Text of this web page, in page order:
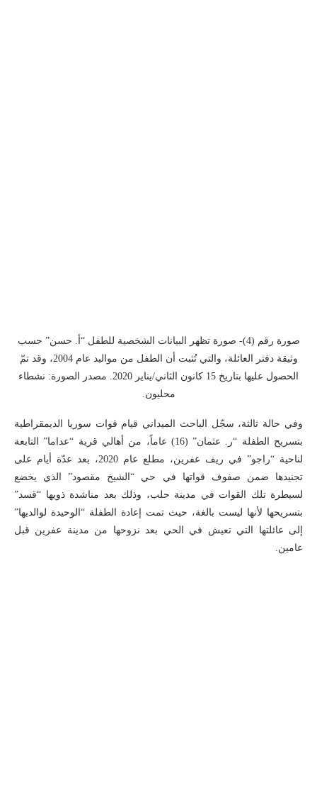
صورة رقم (4)- صورة تظهر البيانات الشخصية للطفل “أ. حسن” حسب
وثيقة دفتر العائلة، والتي تُثبت أن الطفل من مواليد عام 2004، وقد تمّ
الحصول عليها بتاريخ 15 كانون الثاني/يناير 2020. مصدر الصورة: نشطاء
محليون.
وفي حالة ثالثة، سجّل الباحث الميداني قيام قوات سوريا الديمقراطية
بتسريح الطفلة “ر. عثمان” (16) عاماً، من أهالي قرية “عداما” التابعة
لناحية “راجو” في ريف عفرين، مطلع عام 2020، بعد عدّة أيام على
تجنيدها ضمن صفوف قواتها في حي “الشيخ مقصود” الذي يخضع
لسيطرة تلك القوات في مدينة حلب، وذلك بعد مناشدة ذويها “قسد”
بتسريحها لأنها ليست بالغة، حيث تمت إعادة الطفلة “الوحيدة لوالديها”
إلى عائلتها التي تعيش في الحي بعد نزوحها من مدينة عفرين قبل
عامين.